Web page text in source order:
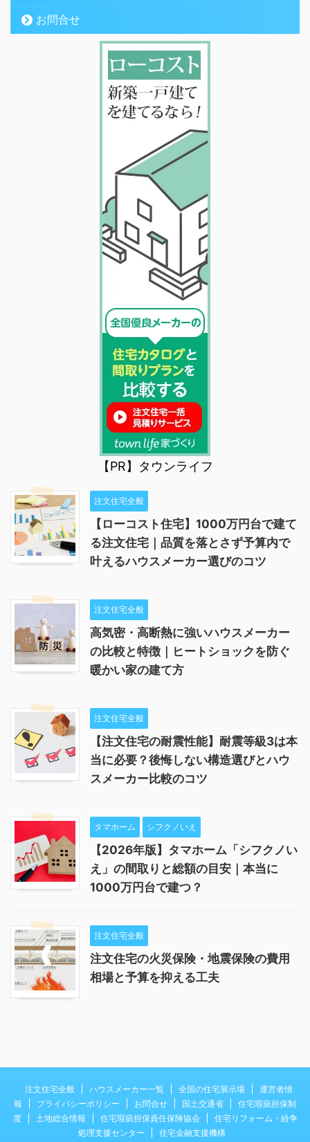
お問合せ
【PR】タウンライフ
注文住宅全般
【ローコスト住宅】1000万円台で建て
る注文住宅｜品質を落とさず予算内で
叶えるハウスメーカー選びのコツ
注文住宅全般
高気密・高断熱に強いハウスメーカー
の比較と特徴｜ヒートショックを防ぐ
暖かい家の建て方
注文住宅全般
【注文住宅の耐震性能】耐震等級3は本
当に必要？後悔しない構造選びとハウ
スメーカー比較のコツ
タマホーム シフクノいえ
【2026年版】タマホーム「シフクノい
え」の間取りと総額の目安｜本当に
1000万円台で建つ？
注文住宅全般
注文住宅の火災保険・地震保険の費用
相場と予算を抑える工夫
注文住宅全般 ハウスメーカー一覧 全国の住宅展示場
運営者情
報
プライバシーポリシー お問合せ 国土交通省
住宅瑕疵担保制
度
土地総合情報 住宅瑕疵担保責任保険協会
住宅リフォーム・紛争
処理支援センター
住宅金融支援機構